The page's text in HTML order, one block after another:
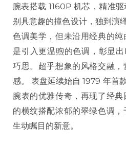
腕表搭载 1160P 机芯，精准
别具意趣的撞色设计，独到演
色调美学，但未沿用经典的
是引入更温煦的色调，彰显
巧思。超乎想象的风格交融
感。 表盘延续始自 1979 年首
腕表的优雅传奇，再现了经
的横纹搭配浓郁的翠绿色调
生动瞩目的新意。